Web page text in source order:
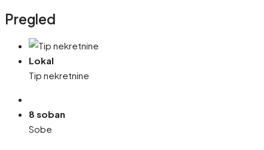
Pregled
Lokal
Tip nekretnine
8 soban
Sobe